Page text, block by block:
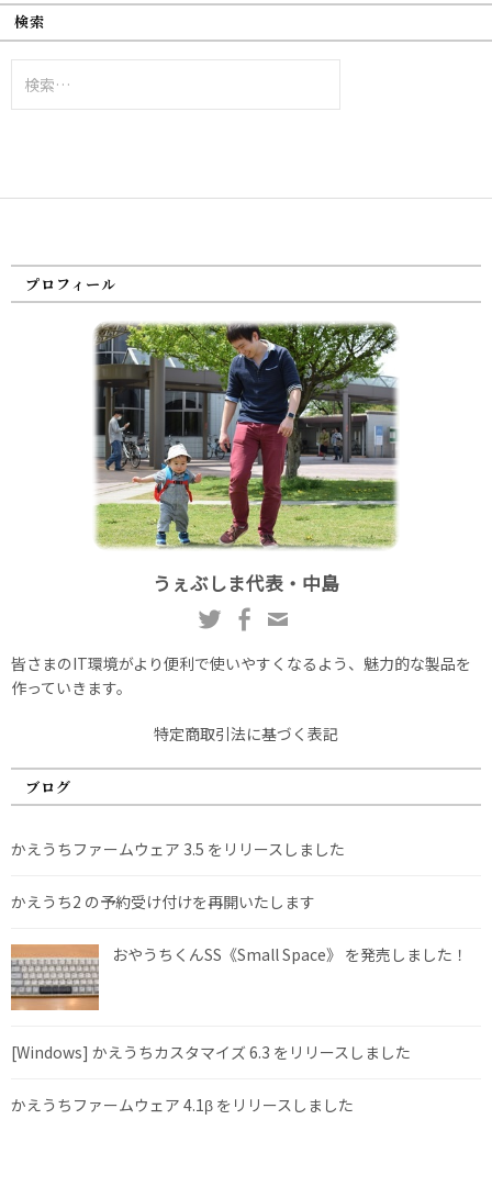
検索
索:
プロフィール
うぇぶしま代表・中島
皆さまのIT環境がより便利で使いやすくなるよう、魅力的な製品を
作っていきます。
特定商取引法に基づく表記
ブログ
かえうちファームウェア 3.5 をリリースしました
かえうち2 の予約受け付けを再開いたします
おやうちくんSS《Small Space》 を発売しました！
[Windows] かえうちカスタマイズ 6.3 をリリースしました
かえうちファームウェア 4.1β をリリースしました